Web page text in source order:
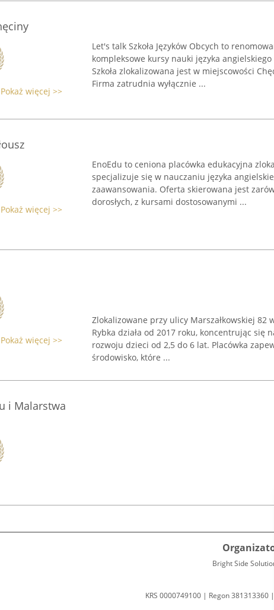
Pokaż więcej >>
Let's talk Szkoła Języków Obcych to
kompleksowe kursy nauki języka
Szkoła zlokalizowana jest w miejscowości
Firma zatrudnia wyłącznie ...
Pokaż więcej >>
EnoEdu to ceniona placówka edukacyjna
specjalizuje się w nauczaniu języka
zaawansowania. Oferta skierowana jest
dorosłych, z kursami dostosowanymi ...
Pokaż więcej >>
Zlokalizowane przy ulicy Marszałkowskiej 82
Rybka działa od 2017 roku, koncentrując się
rozwoju dzieci od 2,5 do 6 lat. Placówka
środowisko, które ...
i Malarstwa
Bright Side
KRS 0000749100 | Regon 381313360